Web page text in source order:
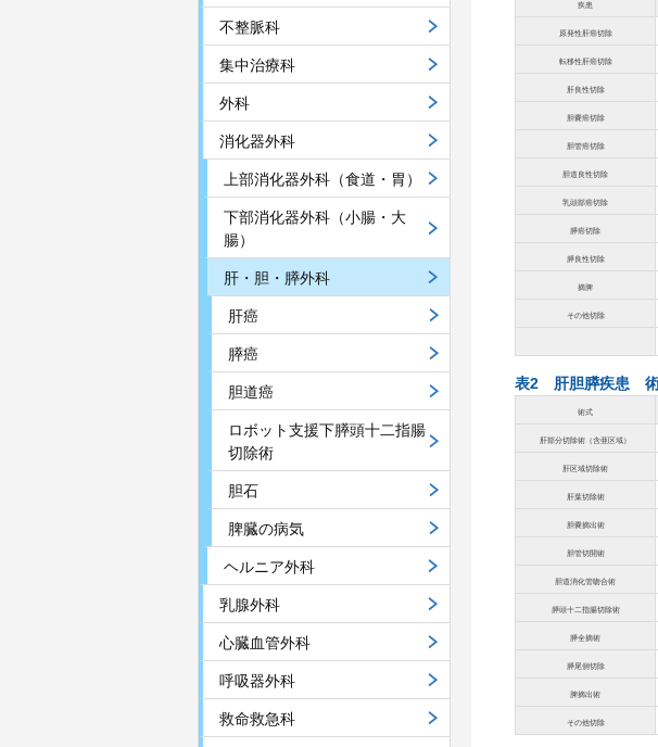
疾患
原発性肝癌切除
転移性肝癌切除
肝良性切除
胆嚢癌切除
胆管癌切除
胆道良性切除
乳頭部癌切除
膵癌切除
膵良性切除
摘脾
その他切除
表2 肝胆膵疾患 術
術式
肝部分切除術（含亜区域）
肝区域切除術
肝葉切除術
胆嚢摘出術
胆管切開術
胆道消化管吻合術
膵頭十二指腸切除術
膵全摘術
膵尾側切除
脾摘出術
その他切除
不整脈科
集中治療科
外科
消化器外科
上部消化器外科（食道・胃）
下部消化器外科（小腸・大
腸）
肝・胆・膵外科
肝癌
膵癌
胆道癌
ロボット支援下膵頭十二指腸
切除術
胆石
脾臓の病気
ヘルニア外科
乳腺外科
心臓血管外科
呼吸器外科
救命救急科